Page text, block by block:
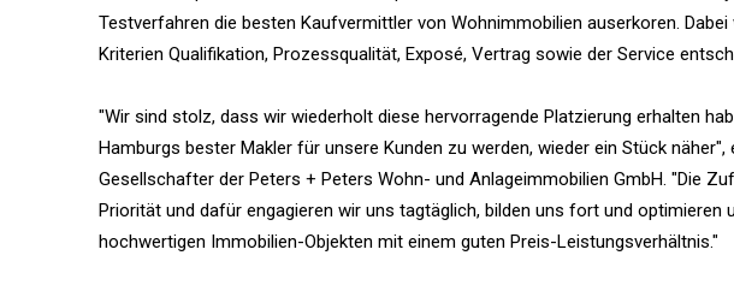
Testverfahren die besten Kaufvermittler von Wohnimmobilien auserkoren.
Kriterien Qualifikation, Prozessqualität, Exposé, Vertrag sowie der Service
"Wir sind stolz, dass wir wiederholt diese hervorragende Platzierung erhalten
Hamburgs bester Makler für unsere Kunden zu werden, wieder ein Stück
Gesellschafter der Peters + Peters Wohn- und Anlageimmobilien GmbH. "Die
Priorität und dafür engagieren wir uns tagtäglich, bilden uns fort und
hochwertigen Immobilien-Objekten mit einem guten Preis-Leistungsverhältnis."